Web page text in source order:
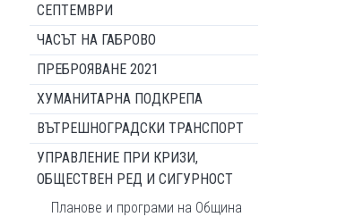
СЕПТЕМВРИ
ЧАСЪТ НА ГАБРОВО
ПРЕБРОЯВАНЕ 2021
ХУМАНИТАРНА ПОДКРЕПА
ВЪТРЕШНОГРАДСКИ ТРАНСПОРТ
УПРАВЛЕНИЕ ПРИ КРИЗИ,
ОБЩЕСТВЕН РЕД И СИГУРНОСТ
Планове и програми на Община